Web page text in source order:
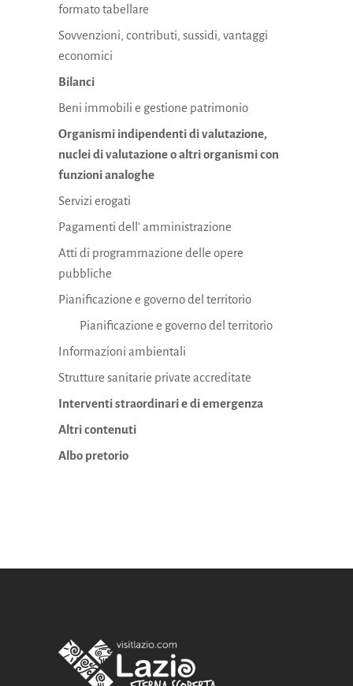
formato tabellare
Sovvenzioni, contributi, sussidi, vantaggi
economici
Bilanci
Beni immobili e gestione patrimonio
Organismi indipendenti di valutazione,
nuclei di valutazione o altri organismi con
funzioni analoghe
Servizi erogati
Pagamenti dell' amministrazione
Atti di programmazione delle opere
pubbliche
Pianificazione e governo del territorio
Pianificazione e governo del territorio
Informazioni ambientali
Strutture sanitarie private accreditate
Interventi straordinari e di emergenza
Altri contenuti
Albo pretorio